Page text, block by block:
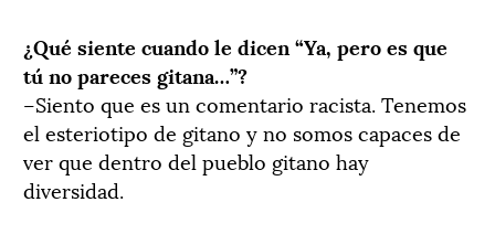
¿Qué siente cuando le dicen “Ya, pero es que
tú no pareces gitana…”?
–Siento que es un comentario racista. Tenemos
el esteriotipo de gitano y no somos capaces de
ver que dentro del pueblo gitano hay
diversidad.